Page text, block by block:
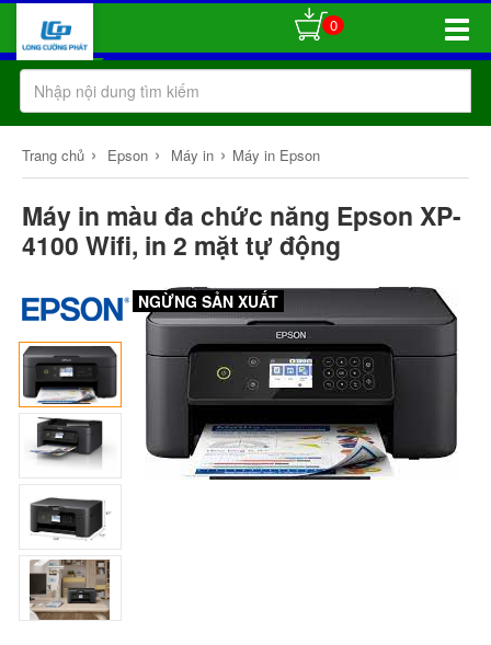
Toggle
0
Trang chủ › Epson › Máy in › Máy in Epson
Máy in màu đa chức năng Epson XP-
4100 Wifi, in 2 mặt tự động
NGỪNG SẢN XUẤT